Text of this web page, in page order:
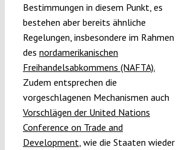
Bestimmungen in diesem Punkt, es
bestehen aber bereits ähnliche
Regelungen, insbesondere im Rahmen
des nordamerikanischen
Freihandelsabkommens (NAFTA).
Zudem entsprechen die
vorgeschlagenen Mechanismen auch
Vorschlägen der United Nations
Conference on Trade and
Development , wie die Staaten wieder